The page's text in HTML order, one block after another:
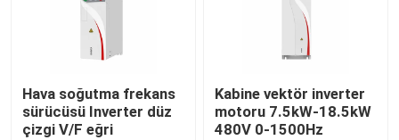
Hava soğutma frekans
sürücüsü Inverter düz
çizgi V/F eğri
Kabine vektör inverter
motoru 7.5kW-18.5kW
480V 0-1500Hz